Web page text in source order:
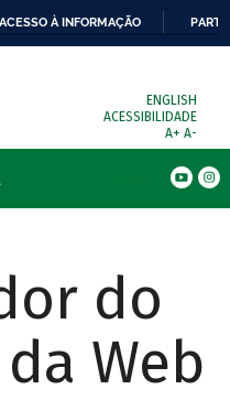
ACESSO À INFORMAÇÃO
ENGLISH
ACESSIBILIDADE
A+ A-
do
Web